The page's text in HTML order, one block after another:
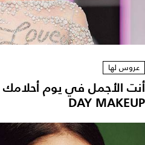
عروس لها
DAY MAKEUP